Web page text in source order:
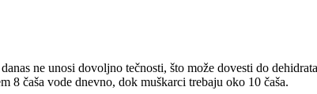
ne unosi dovoljno tečnosti, što može dovesti do
8 čaša vode dnevno, dok muškarci trebaju oko 10 čaša.